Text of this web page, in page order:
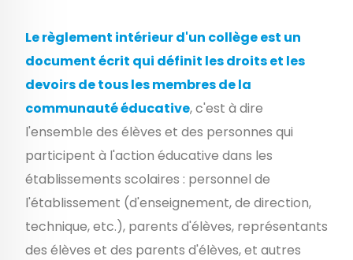
Le règlement intérieur d'un collège est un
document écrit qui définit les droits et les
devoirs de tous les membres de la
communauté éducative, c'est à dire
l'ensemble des élèves et des personnes qui
participent à l'action éducative dans les
établissements scolaires : personnel de
l'établissement (d'enseignement, de direction,
technique, etc.), parents d'élèves, représentants
des élèves et des parents d'élèves, et autres